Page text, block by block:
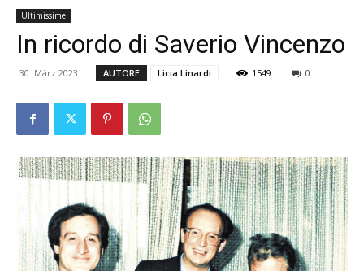
d'Italia
Ultimissime
In ricordo di Saverio Vincenzo
30. März 2023 AUTORE Licia Linardi 1549 0